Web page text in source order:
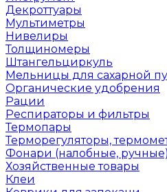
Декроттуары
Мультиметры
Нивелиры
Толщиномеры
Штангельциркуль
Мельницы для сахарной
Органические удобрения
Рации
Респираторы и фильтры
Термопары
Терморегуляторы,
Фонари (налобные, ручные)
Хозяйственные товары
Клеи